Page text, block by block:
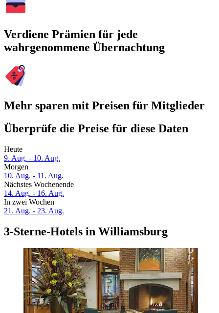
Verdiene Prämien für jede
wahrgenommene Übernachtung
Mehr sparen mit Preisen für Mitglieder
Überprüfe die Preise für diese Daten
Heute
9. Aug. - 10. Aug.
Morgen
10. Aug. - 11. Aug.
Nächstes Wochenende
14. Aug. - 16. Aug.
In zwei Wochen
21. Aug. - 23. Aug.
3-Sterne-Hotels in Williamsburg